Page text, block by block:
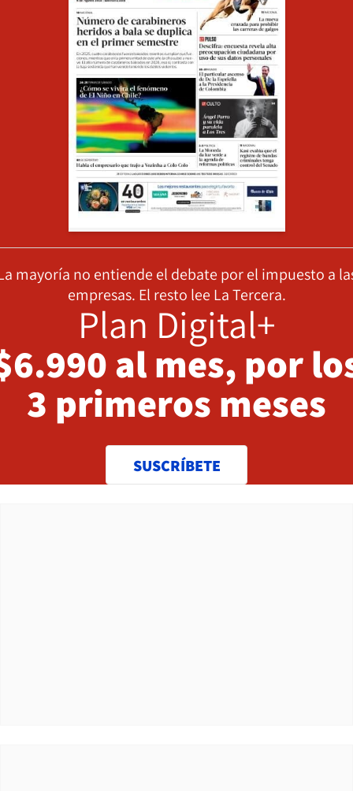
mayoría no entiende el debate por el impuesto a
empresas. El resto lee La Tercera.
Plan Digital+
al mes, por
3 primeros meses
SUSCRÍBETE